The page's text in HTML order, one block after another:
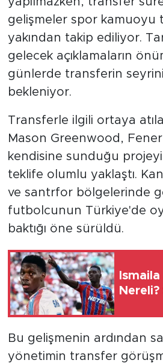
gelişmeler spor kamuoyu
yakından takip ediliyor.
gelecek açıklamaların
günlerde transferin
bekleniyor.
Transferle ilgili ortaya
Mason Greenwood,
kendisine sunduğu
teklife olumlu yaklaştı.
ve santrfor bölgelerinde
futbolcunun Türkiye'de
baktığı öne sürüldü.
Bu gelişmenin ardından
yönetimin transfer